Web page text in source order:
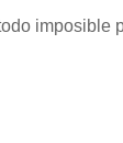
imposible